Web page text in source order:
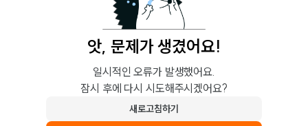
앗, 문제가 생겼어요!
일시적인 오류가 발생했어요.
잠시 후에 다시 시도해주시겠어요?
새로고침하기